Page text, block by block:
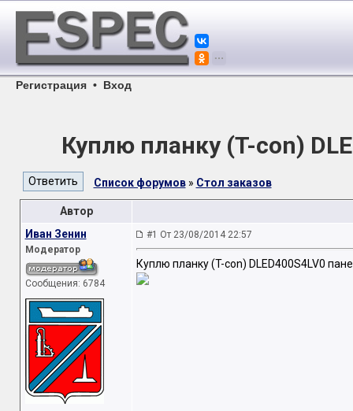
Регистрация • Вход
Куплю планку (T-con)
Список форумов» Стол заказов
Автор
Иван Зенин
Модератор
Сообщения: 6784
#1 От 23/08/2014 22:57
Куплю планку (T-con) DLED400S4LV0